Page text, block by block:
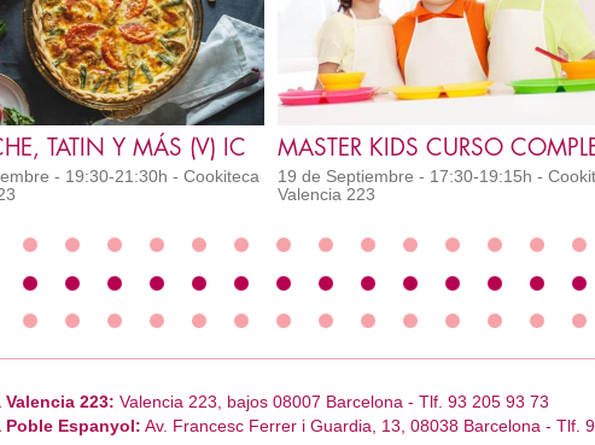
TATIN Y MÁS (V) IC
- 19:30-21:30h - Cookiteca
19 de Septiembre - 17:30-19:15h -
Valencia 223
223: Valencia 223, bajos 08007 Barcelona - Tlf. 93 205 93 73
Poble Espanyol: Av. Francesc Ferrer i Guardia, 13, 08038 Barcelona - Tlf.